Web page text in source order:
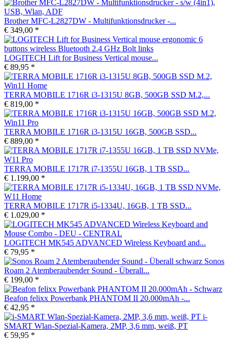
Brother MFC-L2827DW - Multifunktionsdrucker -...
€ 349,00 *
LOGITECH Lift for Business Vertical mouse...
€ 89,95 *
TERRA MOBILE 1716R i3-1315U 8GB, 500GB SSD M.2,...
€ 819,00 *
TERRA MOBILE 1716R i3-1315U 16GB, 500GB SSD...
€ 889,00 *
TERRA MOBILE 1717R i7-1355U 16GB, 1 TB SSD...
€ 1.199,00 *
TERRA MOBILE 1717R i5-1334U, 16GB, 1 TB SSD...
€ 1.029,00 *
LOGITECH MK545 ADVANCED Wireless Keyboard and...
€ 79,95 *
Sonos
Roam 2 Atemberaubender Sound - Überall...
€ 199,00 *
Beafon felixx Powerbank PHANTOM II 20.000mAh -...
€ 42,95 *
i-
SMART Wlan-Spezial-Kamera, 2MP, 3,6 mm, weiß, PT
€ 59,95 *